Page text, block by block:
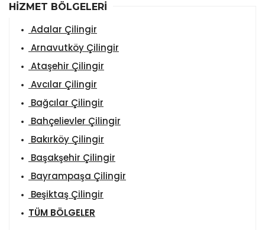
HİZMET BÖLGELERİ
Adalar Çilingir
Arnavutköy Çilingir
Ataşehir Çilingir
Avcılar Çilingir
Bağcılar Çilingir
Bahçelievler Çilingir
Bakırköy Çilingir
Başakşehir Çilingir
Bayrampaşa Çilingir
Beşiktaş Çilingir
TÜM BÖLGELER